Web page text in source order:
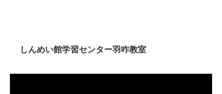
しんめい館学習センター羽咋教室